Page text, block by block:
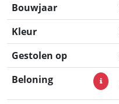
Bouwjaar
Kleur
Gestolen op
Beloning